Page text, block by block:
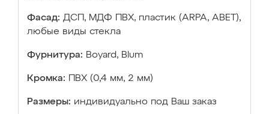
Фасад: ДСП, МДФ ПВХ, пластик (ARPA, ABET),
любые виды стекла
Фурнитура: Boyard, Blum
Кромка: ПВХ (0,4 мм, 2 мм)
Размеры: индивидуально под Ваш заказ